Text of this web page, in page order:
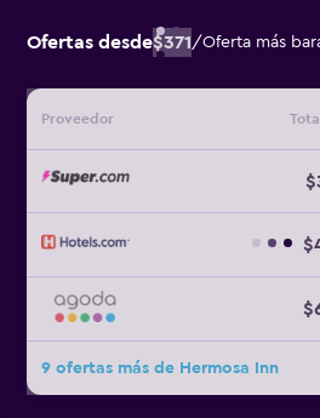
Ofertas desde$371/Oferta más
Proveedor
9 ofertas más de Hermosa Inn